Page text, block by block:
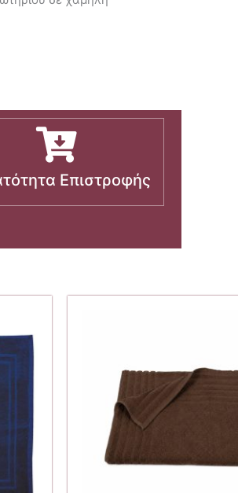
Επιστροφής